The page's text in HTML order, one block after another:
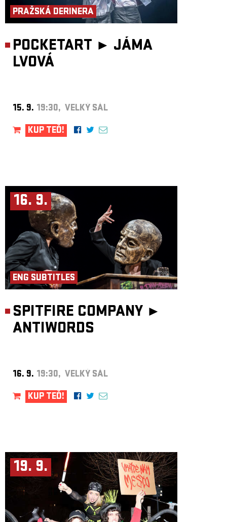
PRAŽSKÁ DERINERA
POCKETART ► JÁMA
LVOVÁ
15. 9. 19:30, VELKÝ SÁL
KUP TEĎ!
16. 9.
ENG SUBTITLES
SPITFIRE COMPANY ►
ANTIWORDS
16. 9. 19:30, VELKÝ SÁL
KUP TEĎ!
19. 9.